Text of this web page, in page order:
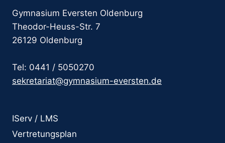
Gymnasium Eversten Oldenburg
Theodor-Heuss-Str. 7
26129 Oldenburg
Tel: 0441 / 5050270
sekretariat@gymnasium-eversten.de
IServ / LMS
Vertretungsplan